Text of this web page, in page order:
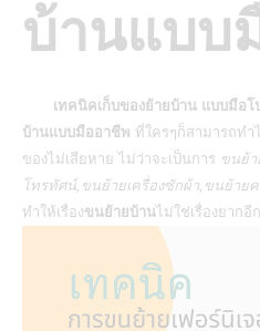
บ้านแบบ
เทคนิคเก็บของย้ายบ้าน แบบมือโ
บ้านแบบมืออาชีพ ที่ใครๆก็สามารถท
ของไม่เสียหาย ไม่ว่าจะเป็นการ ขนย้า
โทรทัศน์,ขนย้ายเครื่องซักผ้า,ขนย้าย
ทำให้เรื่องขนย้ายบ้านไม่ใช่เรื่องยาก